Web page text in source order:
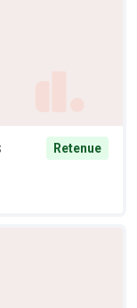
Retenue